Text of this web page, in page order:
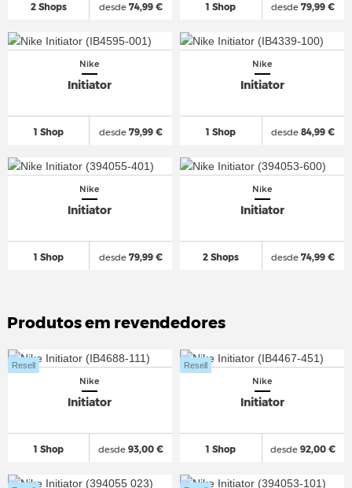
2 Shops desde74,99 € 1 Shop desde 79,99 €
Nike
Initiator
1 Shop desde79,99 €
Nike
Initiator
1 Shop desde 84,99 €
Nike
Initiator
1 Shop desde79,99 €
Nike
Initiator
2 Shops desde 74,99 €
Produtos em revendedores
Nike
Initiator
1 Shop
Resell
desde93,00 €
Nike
Initiator
1 Shop
Resell
desde 92,00 €